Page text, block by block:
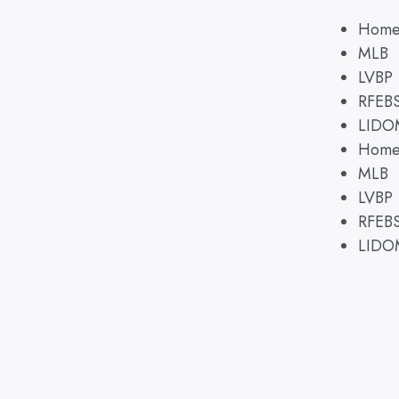
Home
MLB
LVBP
Home
MLB
LVBP